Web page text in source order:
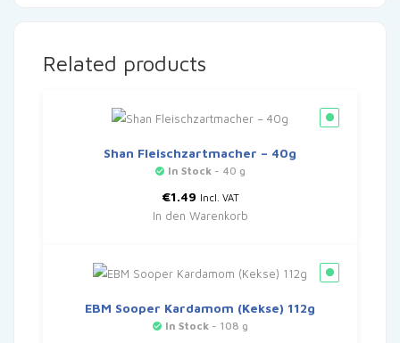
Related products
Shan Fleischzartmacher – 40g
In Stock - 40 g
€1.49 Incl. VAT
In den Warenkorb
EBM Sooper Kardamom (Kekse) 112g
In Stock - 108 g